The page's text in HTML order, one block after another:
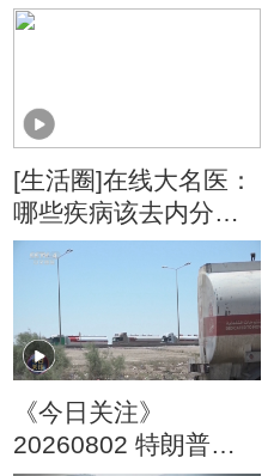
[生活圈]在线大名医：
哪些疾病该去内分泌
科就诊？
《今日关注》
20260802 特朗普叫